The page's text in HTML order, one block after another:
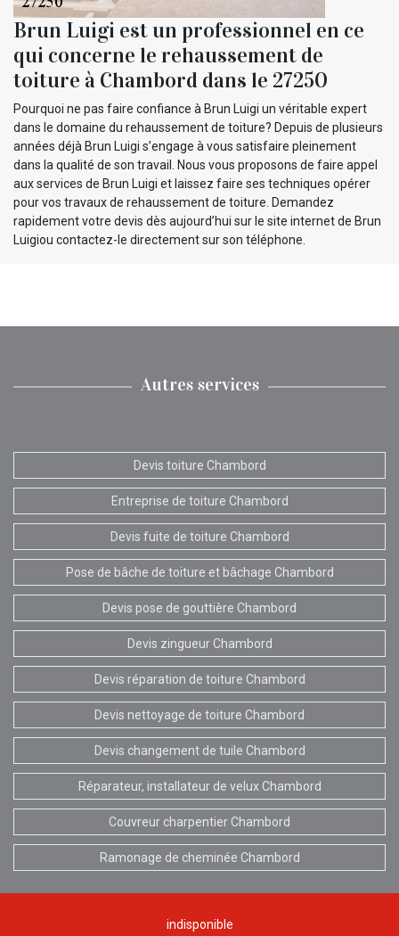
Brun Luigi est un professionnel en ce
qui concerne le rehaussement de
toiture à Chambord dans le 27250
Pourquoi ne pas faire confiance à Brun Luigi un véritable expert
dans le domaine du rehaussement de toiture? Depuis de plusieurs
années déjà Brun Luigi s’engage à vous satisfaire pleinement
dans la qualité de son travail. Nous vous proposons de faire appel
aux services de Brun Luigi et laissez faire ses techniques opérer
pour vos travaux de rehaussement de toiture. Demandez
rapidement votre devis dès aujourd’hui sur le site internet de Brun
Luigiou contactez-le directement sur son téléphone.
Autres services
Devis toiture Chambord
Entreprise de toiture Chambord
Devis fuite de toiture Chambord
Pose de bâche de toiture et bâchage Chambord
Devis pose de gouttière Chambord
Devis zingueur Chambord
Devis réparation de toiture Chambord
Devis nettoyage de toiture Chambord
Devis changement de tuile Chambord
Réparateur, installateur de velux Chambord
Couvreur charpentier Chambord
Ramonage de cheminée Chambord
indisponible